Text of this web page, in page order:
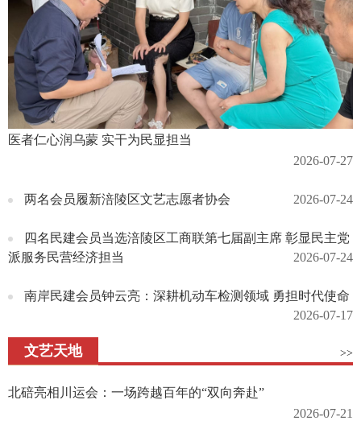
医者仁心润乌蒙 实干为民显担当
2026-07-27
两名会员履新涪陵区文艺志愿者协会 2026-07-24
四名民建会员当选涪陵区工商联第七届副主席 彰显民主党
派服务民营经济担当
2026-07-24
南岸民建会员钟云亮：深耕机动车检测领域 勇担时代使命
2026-07-17
文艺天地 >>
北碚亮相川运会：一场跨越百年的“双向奔赴”
2026-07-21